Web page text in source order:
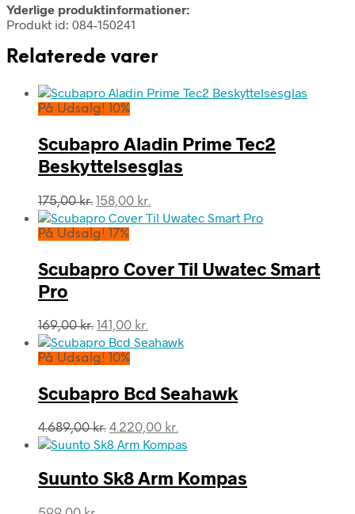
Yderlige produktinformationer:
Produkt id: 084-150241
Relaterede varer
På Udsalg! 10%
Scubapro Aladin Prime Tec2
Beskyttelsesglas
175,00kr. Den
oprindelige
pris
175,00 kr..
158,00 kr.
aktuelle
158,00 kr..
På Udsalg! 17%
Scubapro Cover Til Uwatec Smart
Pro
169,00kr. Den
oprindelige
pris
169,00 kr..
141,00 kr.
aktuelle
141,00 kr..
På Udsalg! 10%
Scubapro Bcd Seahawk
4.689,00kr. Den
oprindelige
var:
4.689,00 kr..
4.220,00 kr.
aktuelle
er:
4.220,00 kr..
Suunto Sk8 Arm Kompas